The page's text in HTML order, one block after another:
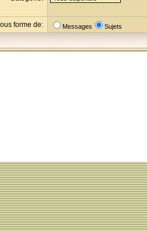
forme de: Messages Sujets